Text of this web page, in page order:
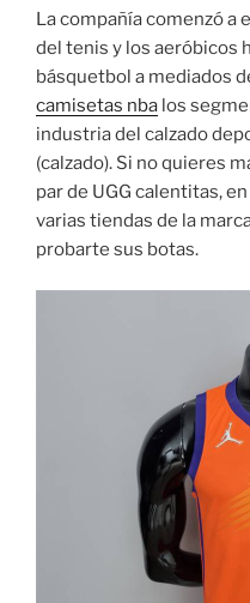
La compañía comenzó a
del tenis y los aeróbicos
básquetbol a mediados
camisetas nba los
industria del calzado
(calzado). Si no quieres
par de UGG calentitas,
varias tiendas de la
probarte sus botas.